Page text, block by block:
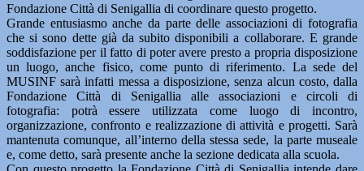
Fondazione Città di Senigallia di coordinare questo progetto.
Grande entusiasmo anche da parte delle associazioni di fotografia
che si sono dette già da subito disponibili a collaborare. E grande
soddisfazione per il fatto di poter avere presto a propria disposizione
un luogo, anche fisico, come punto di riferimento. La sede del
MUSINF sarà infatti messa a disposizione, senza alcun costo, dalla
Fondazione Città di Senigallia alle associazioni e circoli di
fotografia: potrà essere utilizzata come luogo di incontro,
organizzazione, confronto e realizzazione di attività e progetti. Sarà
mantenuta comunque, all’interno della stessa sede, la parte museale
e, come detto, sarà presente anche la sezione dedicata alla scuola.